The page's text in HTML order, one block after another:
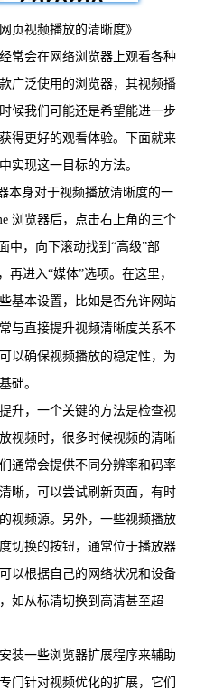
页视频播放的清晰度》
常会在网络浏览器上观看各种
广泛使用的浏览器，其视频播
候我们可能还是希望能进一步
得更好的观看体验。下面就来
实现这一目标的方法。
本身对于视频播放清晰度的一
浏览器后，点击右上角的三个
中，向下滚动找到“高级”部
再进入“媒体”选项。在这里，
基本设置，比如是否允许网站
与直接提升视频清晰度关系不
以确保视频播放的稳定性，为
础。
升，一个关键的方法是检查视
视频时，很多时候视频的清晰
通常会提供不同分辨率和码率
晰，可以尝试刷新页面，有时
视频源。另外，一些视频播放
切换的按钮，通常位于播放器
以根据自己的网络状况和设备
如从标清切换到高清甚至超
装一些浏览器扩展程序来辅助
门针对视频优化的扩展，它们